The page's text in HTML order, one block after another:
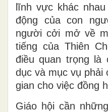
lĩnh vực khác
động của con
người cởi mở về
tiếng của Thiên
điều quan trọng là
dục và mục vụ phải
gian cho việc đồng
Giáo hội cần